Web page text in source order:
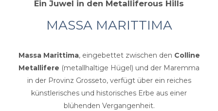
Ein Juwel in den Metalliferous Hills
MASSA MARITTIMA
Massa Marittima, eingebettet zwischen den Colline
Metallifere (metallhaltige Hügel) und der Maremma
in der Provinz Grosseto, verfügt über ein reiches
künstlerisches und historisches Erbe aus einer
blühenden Vergangenheit.